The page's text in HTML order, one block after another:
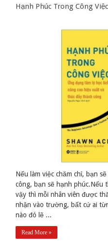
Hạnh Phúc Trong Công Việc
Nếu làm việc chăm chỉ, bạn
công, bạn sẽ hạnh phúc.Nếu
vậy thì mỗi nhân viên được
nhận vào trường, bất cứ ai
nào đó lẽ ...
Read More »